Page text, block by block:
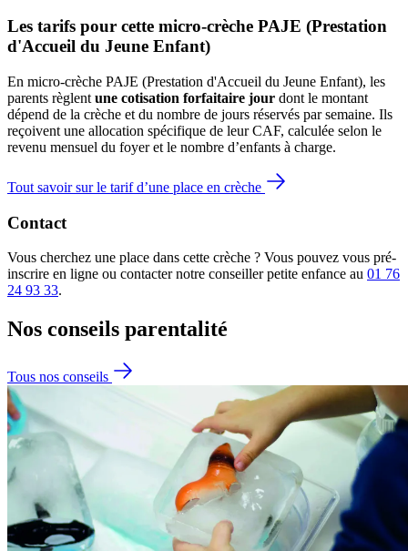
Les tarifs pour cette micro-crèche PAJE (Prestation
d'Accueil du Jeune Enfant)
En micro-crèche PAJE (Prestation d'Accueil du Jeune Enfant), les
parents règlent une cotisation forfaitaire jour dont le montant
dépend de la crèche et du nombre de jours réservés par semaine. Ils
reçoivent une allocation spécifique de leur CAF, calculée selon le
revenu mensuel du foyer et le nombre d’enfants à charge.
Tout savoir sur le tarif d’une place en crèche
Contact
Vous cherchez une place dans cette crèche ? Vous pouvez vous pré-
inscrire en ligne ou contacter notre conseiller petite enfance au 01 76
24 93 33.
Nos conseils parentalité
Tous nos conseils